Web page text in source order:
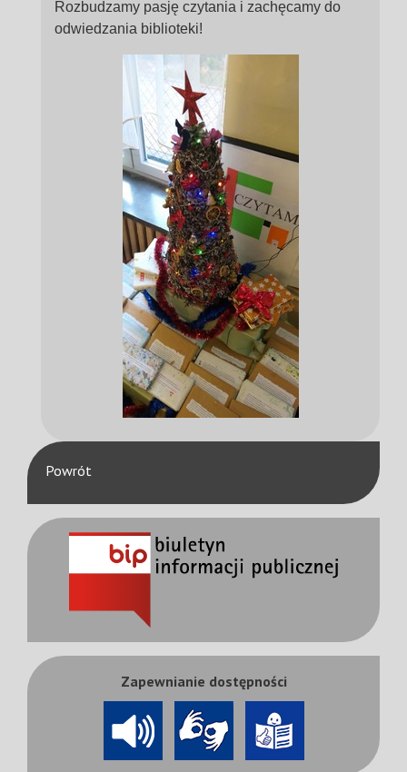
Rozbudzamy pasję czytania i zachęcamy do
odwiedzania biblioteki!
Powrót
Zapewnianie dostępności